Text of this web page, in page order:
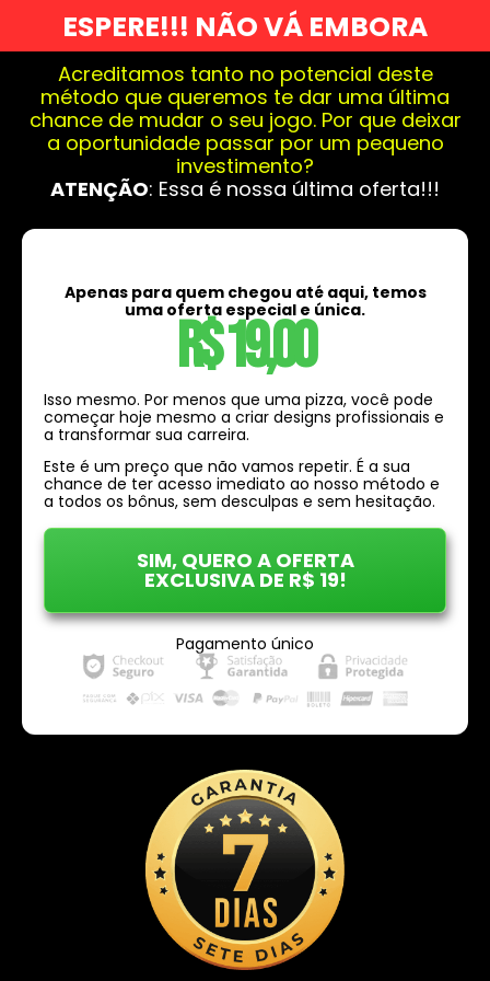
ESPERE!!! NÃO VÁ EMBORA
Acreditamos tanto no potencial deste
método que queremos te dar uma última
chance de mudar o seu jogo. Por que deixar
a oportunidade passar por um pequeno
investimento?
ATENÇÃO: Essa é nossa última oferta!!!
Apenas para quem chegou até aqui, temos
uma oferta especial e única.
R$ 19,00
Isso mesmo. Por menos que uma pizza, você pode
começar hoje mesmo a criar designs profissionais e
a transformar sua carreira.
Este é um preço que não vamos repetir. É a sua
chance de ter acesso imediato ao nosso método e
a todos os bônus, sem desculpas e sem hesitação.
SIM, QUERO A OFERTA
EXCLUSIVA DE R$ 19!
Pagamento único